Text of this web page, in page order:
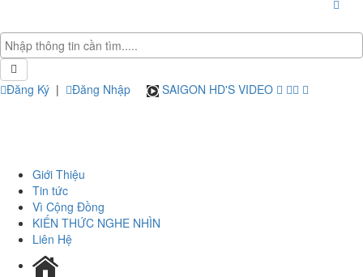
Đăng Ký | Đăng Nhập SAIGON HD'S VIDEO
Giới Thiệu
Tin tức
Vì Cộng Đồng
KIẾN THỨC NGHE NHÌN
Liên Hệ